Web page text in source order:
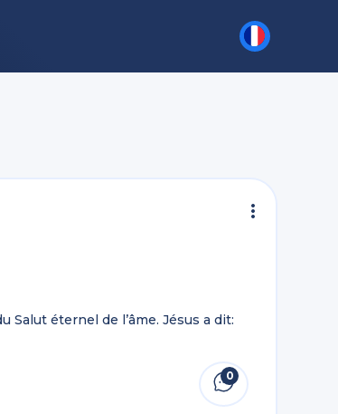
Salut éternel de l’âme. Jésus a dit:
0